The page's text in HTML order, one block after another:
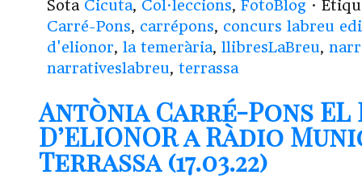
Sota Cicuta, Col·leccions, FotoBlog ·
Carré-Pons, carrépons, concurs labreu
d'elionor, la temerària, llibresLaBreu,
narrativeslabreu, terrassa
Antònia Carré-Pons EL
D’ELIONOR a Ràdio
Terrassa (17.03.22)